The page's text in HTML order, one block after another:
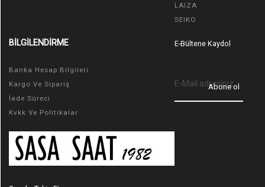
LAIZA
SEIKO
BİLGİLENDİRME
Banka Hesap Bilgileri
Kargo Ve Sipariş
İade Süreci
Kvkk Ve Politikalar
E-Bültene Kaydol
Abone ol